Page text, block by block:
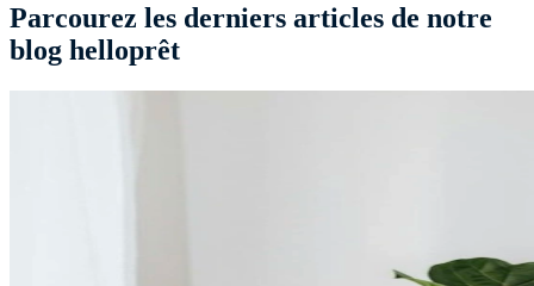
Parcourez les derniers articles de notre
blog helloprêt